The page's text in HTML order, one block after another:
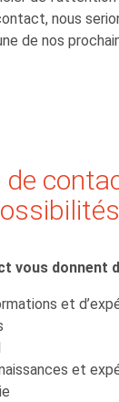
nous
de nos
vous donnent
et
et